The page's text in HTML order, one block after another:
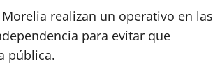
realizan un operativo en las
para evitar que
pública.